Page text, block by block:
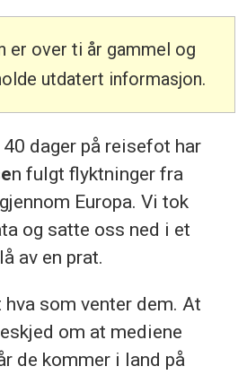
er over ti år gammel og
utdatert informasjon.
dager på reisefot har
n fulgt flyktninger fra
Europa. Vi tok
og satte oss ned i et
av en prat.
som venter dem. At
om at mediene
de kommer i land på